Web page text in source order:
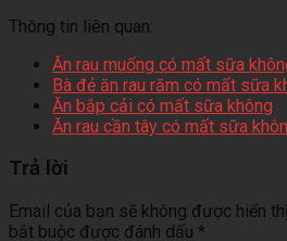
Thông tin liên quan:
Ăn rau muống có mất sữa
Bà đẻ ăn rau răm có mất sữa
Ăn bắp cải có mất sữa không
Ăn rau cần tây có mất sữa
Trả lời
Email của bạn sẽ không được hiển
bắt buộc được đánh dấu *